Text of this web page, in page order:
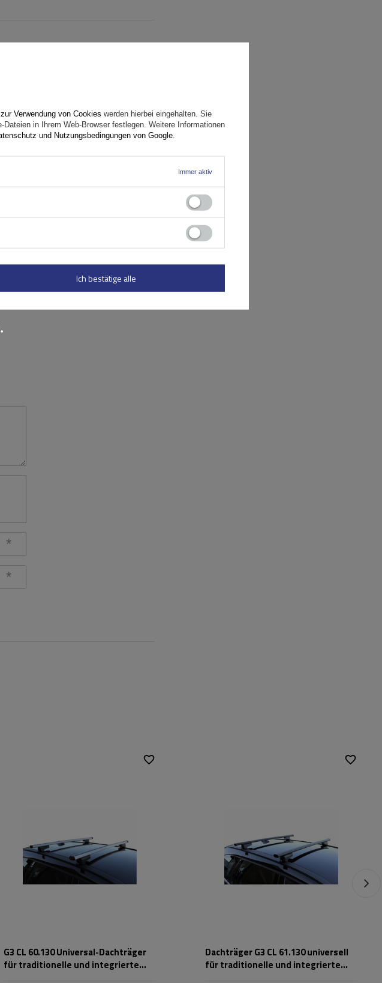
G3 CL 60.130 Universal-Dachträger
für traditionelle und integrierte
Dachträger G3 CL 61.130 universell
für traditionelle und integrierte
Verwendung von Cookies werden hierbei eingehalten. Sie
in Ihrem Web-Browser festlegen. Weitere Informationen
und Nutzungsbedingungen von Google
Immer aktiv
Ich bestätige alle